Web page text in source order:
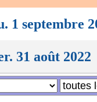
Da
1 septembre
31 août 2022